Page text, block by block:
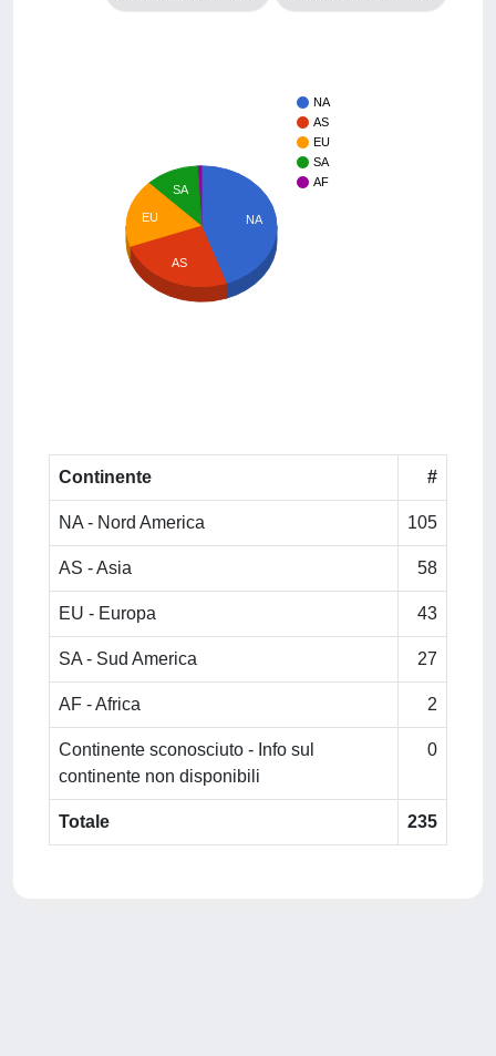
NA
AS
EU
SA
AF
NA
SA
EU
AS
Continente #
NA - Nord America 105
AS - Asia 58
EU - Europa 43
SA - Sud America 27
AF - Africa 2
Continente sconosciuto - Info sul
continente non disponibili
0
Totale 235